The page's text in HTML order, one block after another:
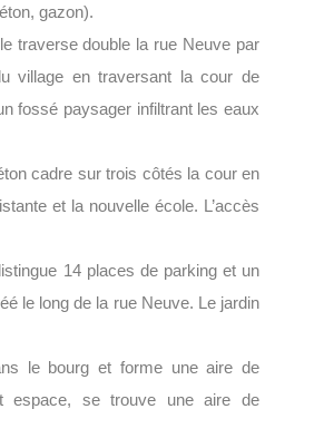
gazon).
traverse double la rue Neuve par
village en traversant la cour de
fossé paysager infiltrant les eaux
cadre sur trois côtés la cour en
et la nouvelle école. L’accès
14 places de parking et un
le long de la rue Neuve. Le jardin
le bourg et forme une aire de
espace, se trouve une aire de